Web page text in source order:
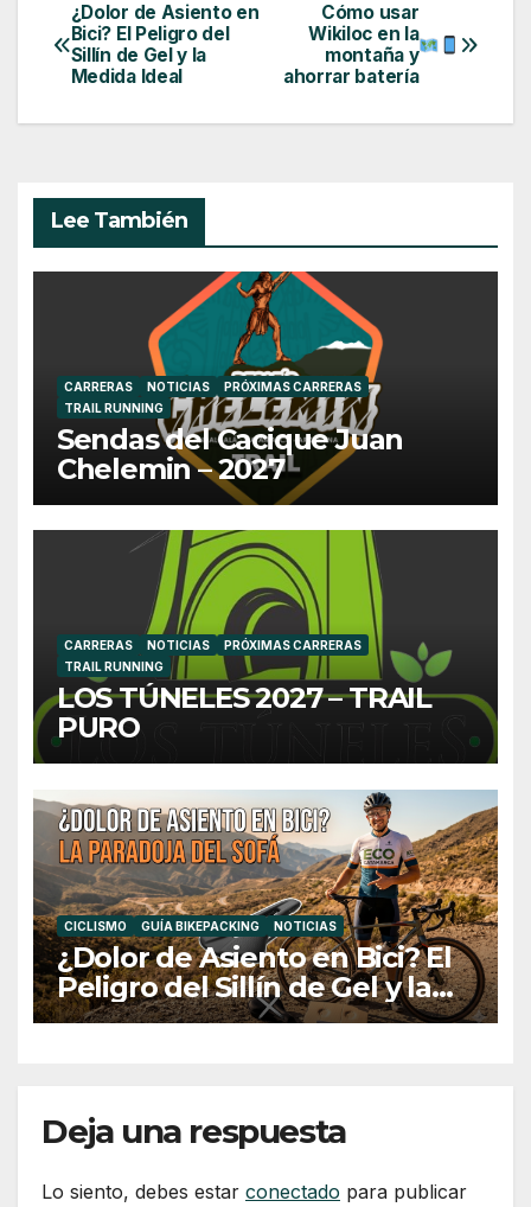
Navegación
de
entradas
Cómo usar
Wikiloc en la
montaña y
ahorrar batería
¿Dolor de Asiento en
Bici? El Peligro del
Sillín de Gel y la
Medida Ideal
Lee También
CARRERAS NOTICIAS
PRÓXIMAS CARRERAS
TRAIL RUNNING
Sendas del Cacique Juan
Chelemin – 2027
CARRERAS NOTICIAS
PRÓXIMAS CARRERAS
TRAIL RUNNING
LOS TÚNELES 2027 – TRAIL
PURO
CICLISMO GUÍA BIKEPACKING NOTICIAS
¿Dolor de Asiento en Bici? El
Peligro del Sillín de Gel y la
Medida Ideal
Deja una respuesta
Lo siento, debes estar conectado para publicar